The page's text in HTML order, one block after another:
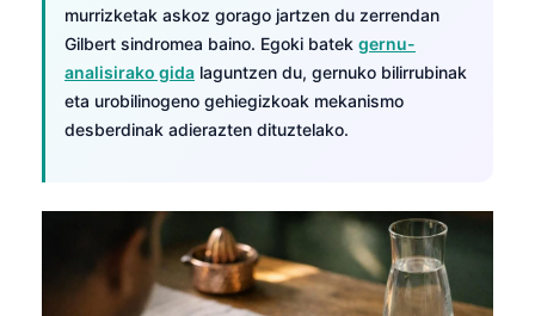
murrizketak askoz gorago jartzen du zerrendan
Gilbert sindromea baino. Egoki batek gernu-
analisirako gida laguntzen du, gernuko bilirrubinak
eta urobilinogeno gehiegizkoak mekanismo
desberdinak adierazten dituztelako.